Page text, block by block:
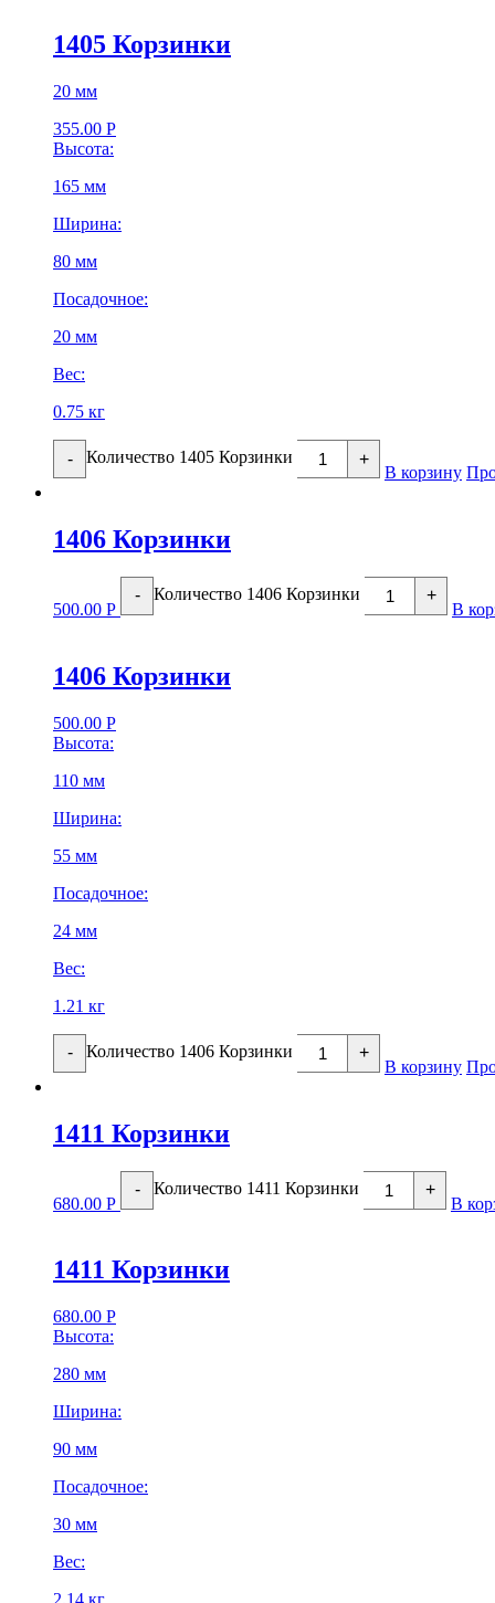
1405 Корзинки
20 мм
355.00 Р
Высота:
165 мм
Ширина:
80 мм
Посадочное:
20 мм
Вес:
0.75 кг
- Количество 1405 Корзинки +
В корзину
1406 Корзинки
500.00 Р
- Количество 1406 Корзинки +
В
1406 Корзинки
500.00 Р
Высота:
110 мм
Ширина:
55 мм
Посадочное:
24 мм
Вес:
1.21 кг
- Количество 1406 Корзинки +
В корзину
1411 Корзинки
680.00 Р
- Количество 1411 Корзинки +
В
1411 Корзинки
680.00 Р
Высота:
280 мм
Ширина:
90 мм
Посадочное:
30 мм
Вес: